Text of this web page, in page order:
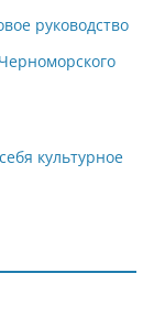
руководство
культурное